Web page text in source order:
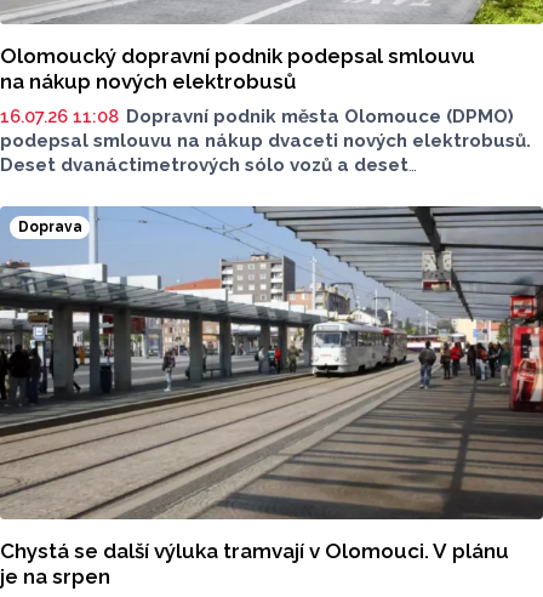
Olomoucký dopravní podnik podepsal smlouvu
na nákup nových elektrobusů
16.07.26 11:08 Dopravní podnik města Olomouce (DPMO)
podepsal smlouvu na nákup dvaceti nových elektrobusů.
Deset dvanáctimetrových sólo vozů a deset
společnost Solaris, která uspěla ve výběrovém řízení.
Součástí smlouvy je také opce na nákup dalších
až dvaceti vozidel.
Doprava
Chystá se další výluka tramvají v Olomouci. V plánu
je na srpen